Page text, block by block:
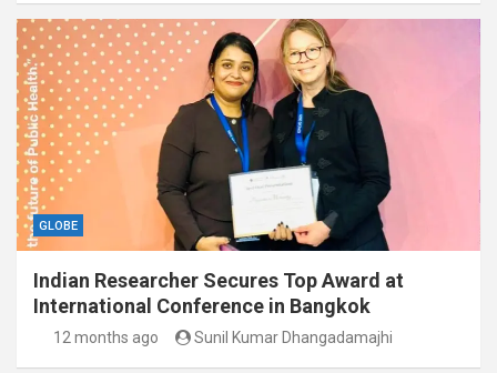
GLOBE
Indian Researcher Secures Top Award at
International Conference in Bangkok
12 months ago Sunil Kumar Dhangadamajhi